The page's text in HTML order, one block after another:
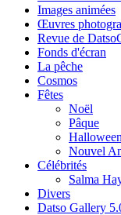
Images animées
Œuvres
Revue de
Fonds d'écran
La pêche
Cosmos
Fêtes
Noël
Pâque
Halloween
Nouvel
Célébrités
Salma
Divers
Datso Gallery